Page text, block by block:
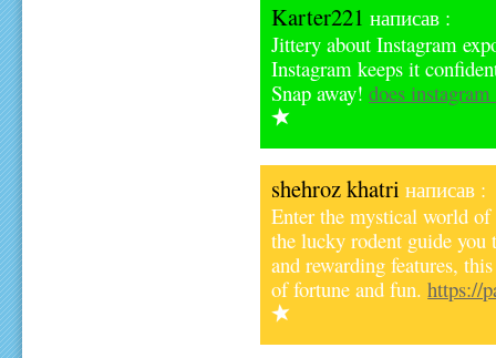
Karter221 написав :
Jittery about Instagram
Instagram keeps it
Snap away!does
shehroz khatri написав :
Enter the mystical world
the lucky rodent guide
and rewarding features,
of fortune and fun.https://